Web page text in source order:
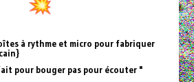
à rythme et micro pour fabriquer
pour bouger pas pour écouter "